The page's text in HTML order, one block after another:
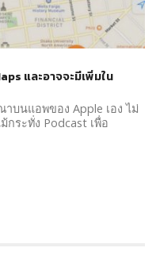
และอาจจะมีเพิ่มใน
บนแอพของ Apple เอง ไม่
กระทั่ง Podcast เพื่อ